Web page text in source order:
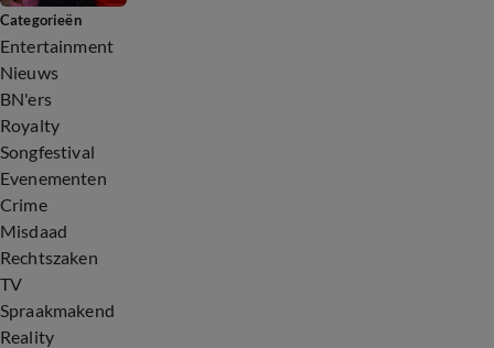
Categorieën
Entertainment
Nieuws
BN'ers
Royalty
Songfestival
Evenementen
Crime
Misdaad
Rechtszaken
TV
Spraakmakend
Reality